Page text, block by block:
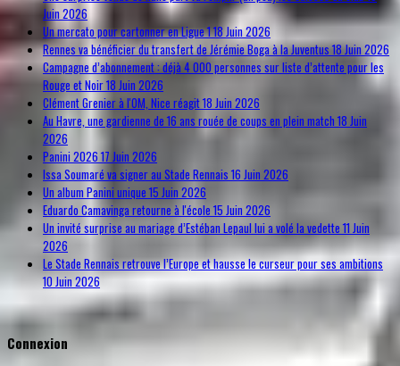
Juin 2026
Un mercato pour cartonner en Ligue 118 Juin 2026
Rennes va bénéficier du transfert de Jérémie Boga à la Juventus18 Juin 2026
Campagne d’abonnement : déjà 4 000 personnes sur liste d’attente pour les
Rouge et Noir18 Juin 2026
Clément Grenier à l'OM, Nice réagit18 Juin 2026
Au Havre, une gardienne de 16 ans rouée de coups en plein match 18 Juin
2026
Panini 2026 17 Juin 2026
Issa Soumaré va signer au Stade Rennais 16 Juin 2026
Un album Panini unique 15 Juin 2026
Eduardo Camavinga retourne à l'école 15 Juin 2026
Un invité surprise au mariage d’Estéban Lepaul lui a volé la vedette 11 Juin
2026
Le Stade Rennais retrouve l’Europe et hausse le curseur pour ses ambitions
10 Juin 2026
Connexion